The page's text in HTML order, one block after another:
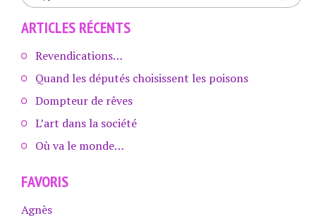
ARTICLES RÉCENTS
Revendications…
Quand les députés choisissent les poisons
Dompteur de rêves
L’art dans la société
Où va le monde…
FAVORIS
Agnès